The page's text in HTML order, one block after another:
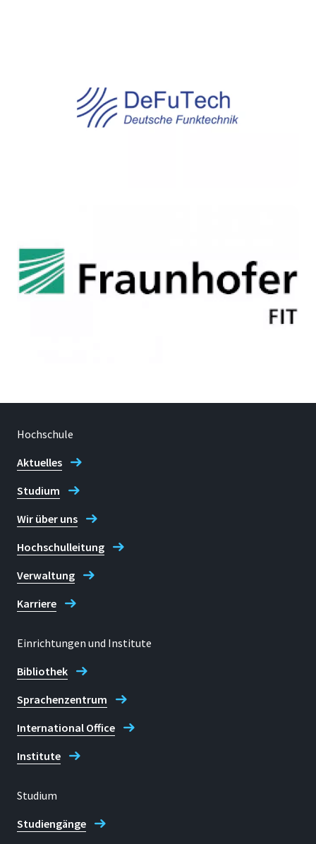
Hochschule
Aktuelles
Studium
Wir über uns
Hochschulleitung
Verwaltung
Karriere
Einrichtungen und Institute
Bibliothek
Sprachenzentrum
International Office
Institute
Studium
Studiengänge